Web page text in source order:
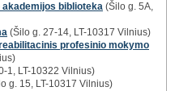
biblioteka (Šilo g. 5A,
(Šilo g. 27-14, LT-10317 Vilnius)
profesinio mokymo
1, LT-10322 Vilnius)
g. 15, LT-10317 Vilnius)